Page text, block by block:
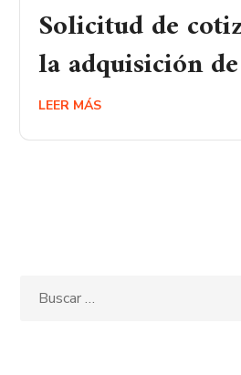
Solicitud de
la adquisición
LEER MÁS